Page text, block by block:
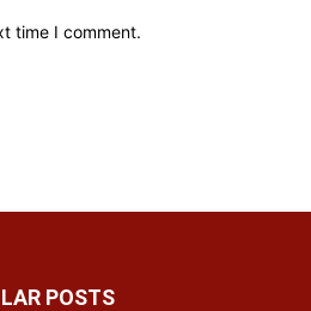
time I comment.
POSTS